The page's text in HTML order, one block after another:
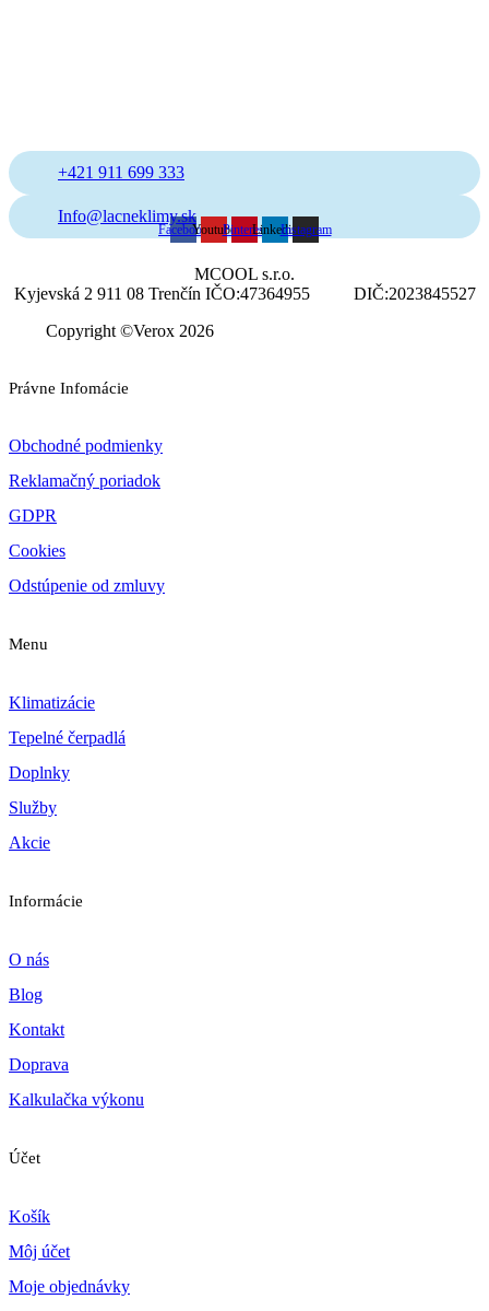
+421 911 699 333
Info@lacneklimy.sk
FacebookYoutubePinterestLinkedinInstagram
MCOOL s.r.o.
Kyjevská 2 911 08 Trenčín IČO:47364955 DIČ:2023845527
Copyright ©Verox 2026
Právne Infomácie
Obchodné podmienky
Reklamačný poriadok
GDPR
Cookies
Odstúpenie od zmluvy
Menu
Klimatizácie
Tepelné čerpadlá
Doplnky
Služby
Akcie
Informácie
O nás
Blog
Kontakt
Doprava
Kalkulačka výkonu
Účet
Košík
Môj účet
Moje objednávky